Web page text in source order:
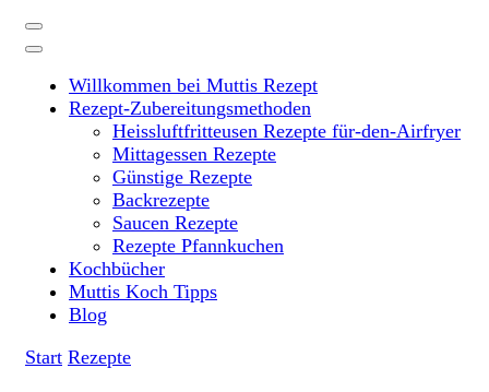
Willkommen bei Muttis Rezept
Rezept-Zubereitungsmethoden
Heissluftfritteusen Rezepte für-den-Airfryer
Mittagessen Rezepte
Günstige Rezepte
Backrezepte
Saucen Rezepte
Rezepte Pfannkuchen
Kochbücher
Muttis Koch Tipps
Blog
Start Rezepte